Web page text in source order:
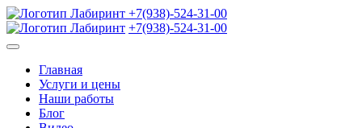
+7(938)-524-31-00
+7(938)-524-31-00
Главная
Услуги и цены
Наши работы
Блог